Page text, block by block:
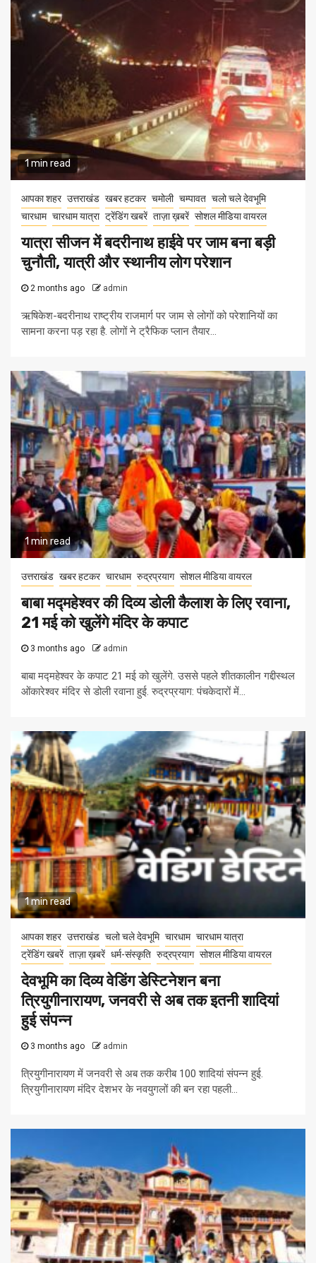
1 min read
आपका शहर उत्तराखंड खबर हटकर चमोली चम्पावत चलो चले देवभूमि
चारधाम चारधाम यात्रा ट्रेंडिंग खबरें ताज़ा ख़बरें सोशल मीडिया वायरल
यात्रा सीजन में बदरीनाथ हाईवे पर जाम बना बड़ी
चुनौती, यात्री और स्थानीय लोग परेशान
2 months ago admin
ऋषिकेश-बदरीनाथ राष्ट्रीय राजमार्ग पर जाम से लोगों को परेशानियों का
सामना करना पड़ रहा है. लोगों ने ट्रैफिक प्लान तैयार...
1 min read
उत्तराखंड खबर हटकर चारधाम रुद्रप्रयाग सोशल मीडिया वायरल
बाबा मद्महेश्वर की दिव्य डोली कैलाश के लिए रवाना,
21 मई को खुलेंगे मंदिर के कपाट
3 months ago admin
बाबा मद्महेश्वर के कपाट 21 मई को खुलेंगे. उससे पहले शीतकालीन गद्दीस्थल
ओंकारेश्वर मंदिर से डोली रवाना हुई. रुद्रप्रयाग: पंचकेदारों में...
1 min read
आपका शहर उत्तराखंड चलो चले देवभूमि चारधाम चारधाम यात्रा
ट्रेंडिंग खबरें ताज़ा ख़बरें धर्म-संस्कृति रुद्रप्रयाग सोशल मीडिया वायरल
देवभूमि का दिव्य वेडिंग डेस्टिनेशन बना
त्रियुगीनारायण, जनवरी से अब तक इतनी शादियां
हुई संपन्न
3 months ago admin
त्रियुगीनारायण में जनवरी से अब तक करीब 100 शादियां संपन्न हुई.
त्रियुगीनारायण मंदिर देशभर के नवयुगलों की बन रहा पहली...